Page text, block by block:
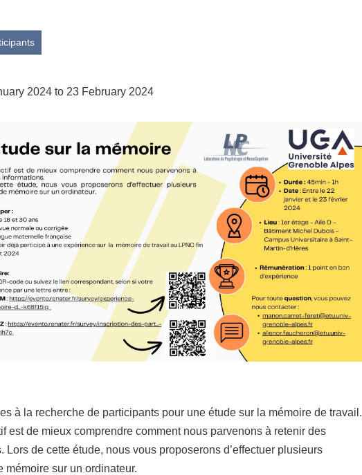
2024 to 23 February 2024
à la recherche de participants pour une étude sur la mémoire de travail.
est de mieux comprendre comment nous parvenons à retenir des
Lors de cette étude, nous vous proposerons d’effectuer plusieurs
mémoire sur un ordinateur.